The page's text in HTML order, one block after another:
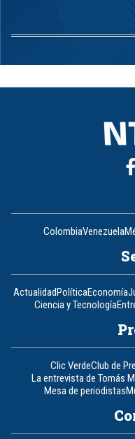
8
ColombiaVenezuela
ActualidadPolíticaEconomía
Ciencia y Tecnología
Clic VerdeClub de
La entrevista de Tomás
Mesa de periodistas